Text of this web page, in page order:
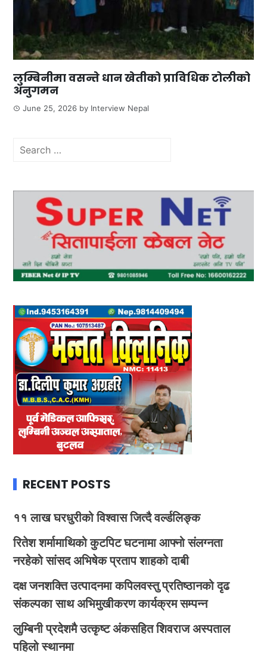
लुम्बिनीमा वसन्ते धान खेतीको प्राविधिक टोलीको
अनुगमन
June 25, 2026 by Interview Nepal
Search
RECENT POSTS
११ लाख घरधुरीको विश्वास जित्दै वर्ल्डलिङ्क
रितेश शर्मामाथिको कुटपिट घटनामा आफ्नो संलग्नता
नरहेको सांसद अभिषेक प्रताप शाहको दाबी
दक्ष जनशक्ति उत्पादनमा कपिलवस्तु प्रतिष्ठानको दृढ
संकल्पका साथ अभिमुखीकरण कार्यक्रम सम्पन्न
लुम्बिनी प्रदेशमै उत्कृष्ट अंकसहित शिवराज अस्पताल
पहिलो स्थानमा